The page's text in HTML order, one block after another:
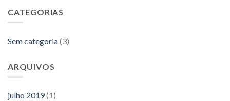
CATEGORIAS
Sem categoria(3)
ARQUIVOS
julho 2019(1)